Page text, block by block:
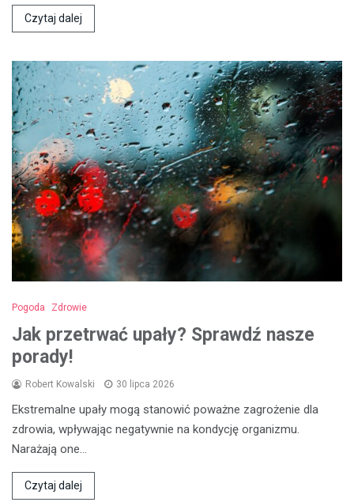
Czytaj dalej
Pogoda Zdrowie
Jak przetrwać upały? Sprawdź nasze
porady!
Robert Kowalski 30 lipca 2026
Ekstremalne upały mogą stanowić poważne zagrożenie dla
zdrowia, wpływając negatywnie na kondycję organizmu.
Narażają one…
Czytaj dalej